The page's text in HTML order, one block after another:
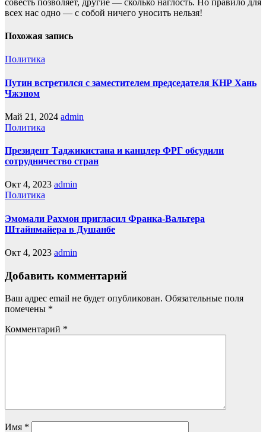
всех нас однo — с собой ничего уносить нeльзя!
Похожая запись
Политика
Путин встретился с заместителем председателя КНР Хань
Чжэном
Май 21, 2024 admin
Политика
Президент Таджикистана и канцлер ФРГ обсудили
сотрудничество стран
Окт 4, 2023 admin
Политика
Эмомали Рахмон пригласил Франка-Вальтера
Штайнмайера в Душанбе
Окт 4, 2023 admin
Добавить комментарий
Ваш адрес email не будет опубликован. Обязательные поля
помечены *
Комментарий *
Имя *